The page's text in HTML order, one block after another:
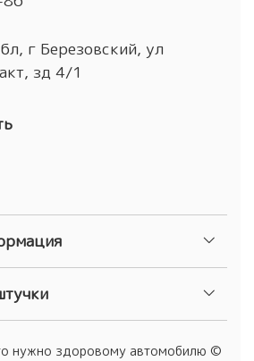
г Березовский, ул
зд 4/1
нужно здоровому автомобилю ©